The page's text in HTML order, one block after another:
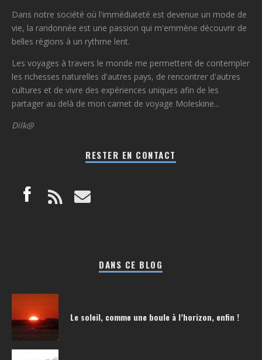
Dans notre société où l'immédiateté est devenue un mode de
vie, la randonnée est une passion qui m'emmène découvrir de
belles régions à un rythme lent.
Les voyages à travers le monde me permettent de contempler
les richesses naturelles d'autres pays, de rencontrer d'autres
cultures et de vivre des expériences uniques afin de les
partager au delà de mon carnet de voyage Moleskine...
Dilk@
RESTER EN CONTACT
DANS CE BLOG
Le soleil, comme une boule à l’horizon, enfin !